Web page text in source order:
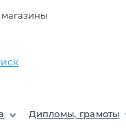
Дипломы, грамоты